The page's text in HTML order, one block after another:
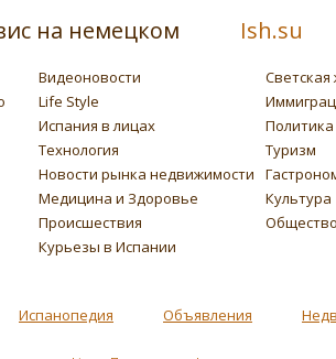
на немецком Ish.su
Видеоновости
Светская
Life Style
Испания в лицах
Политика
Технология
Туризм
Новости рынка недвижимости
Медицина и Здоровье
Культура
Происшествия
Общество
Курьезы в Испании
Испанопедия Объявления